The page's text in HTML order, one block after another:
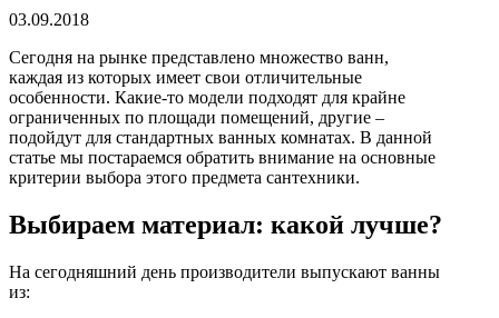
03.09.2018
Сегодня на рынке представлено множество ванн,
каждая из которых имеет свои отличительные
особенности. Какие-то модели подходят для крайне
ограниченных по площади помещений, другие –
подойдут для стандартных ванных комнатах. В данной
статье мы постараемся обратить внимание на основные
критерии выбора этого предмета сантехники.
Выбираем материал: какой лучше?
На сегодняшний день производители выпускают ванны
из:
Алюминиевые радиаторы отопления
Биметаллические радиаторы отопления
Развернуть(4)
Раковины в ванную комнату
Кронштейны для раковины
Пьедестал для раковин в ванную
Раковины для ванной
Ревизионные люки
СЕРИЯ АРРЗ Аллюминиевый.выталкивающий